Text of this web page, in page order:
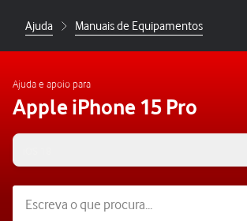
Ajuda Manuais de Equipamentos
Ajuda e apoio para
Apple iPhone 15 Pro